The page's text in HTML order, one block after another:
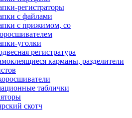
регистраторы
с файлами
с прижимом, со
уголки
регистратура
карманы, разделители
таблички
скотч